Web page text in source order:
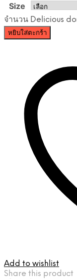
Size
จำนวน Delicious
หยิบใส่ตะกร้า
Add to wishlist
Share this product